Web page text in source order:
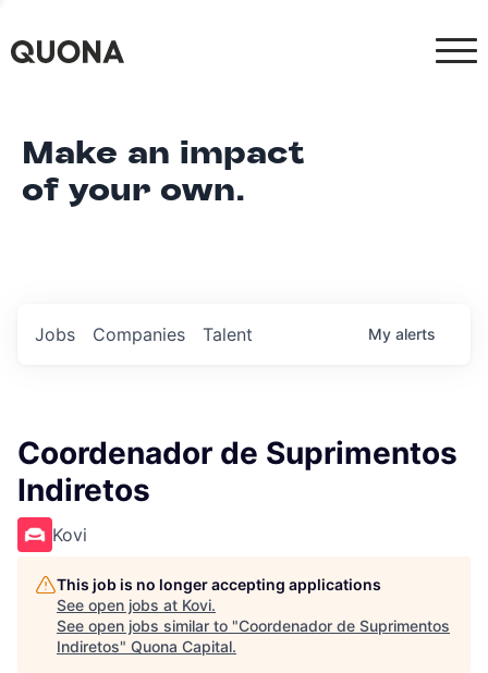
Make an impact
of your own.
Jobs Companies Talent My alerts
Coordenador de Suprimentos
Indiretos
Kovi
This job is no longer accepting applications
See open jobs at Kovi.
See open jobs similar to "Coordenador de Suprimentos
Indiretos" Quona Capital.